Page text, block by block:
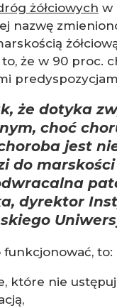
żółciowych w
nazwę
że w 90 proc.
że dotyka
choć
jest
do
dyrektor
to:
które nie